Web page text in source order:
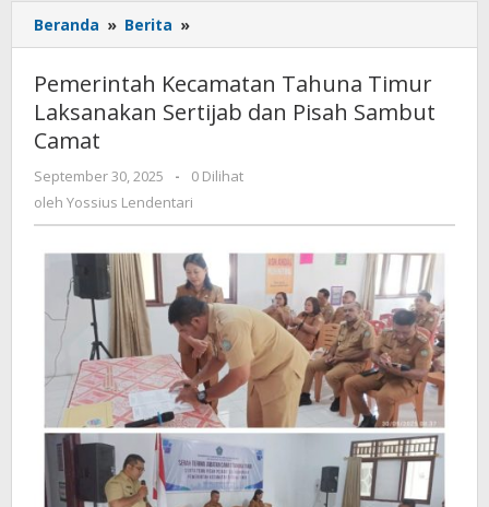
Beranda » Berita »
Kecamatan
Timur
Laksanakan
Pisah
Camat
Pemerintah Kecamatan Tahuna Timur
Laksanakan Sertijab dan Pisah Sambut
Camat
September 30, 2025
oleh
Yossius
-
0 Dilihat
oleh Yossius Lendentari